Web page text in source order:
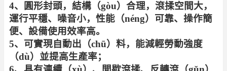
4、圓形封頭，結構（gòu）合理，滾揉空間大，
運行平穩、噪音小，性能（néng）可靠、操作簡
便、設備使用效率高。
5、可實現自動出（chū）料，能減輕勞動強度
（dù）並提高生產率；